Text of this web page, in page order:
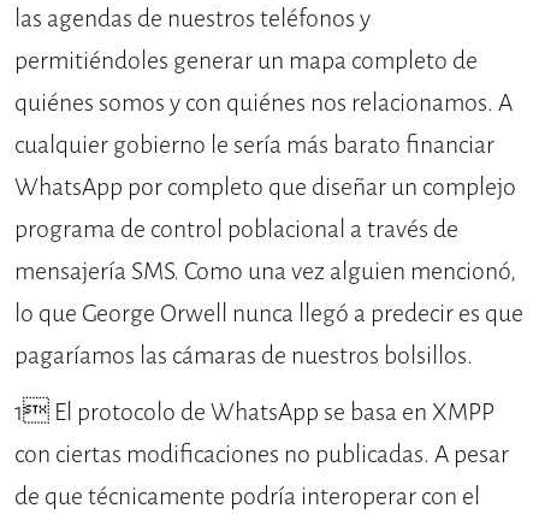
las agendas de nuestros teléfonos y
permitiéndoles generar un mapa completo de
quiénes somos y con quiénes nos relacionamos. A
cualquier gobierno le sería más barato financiar
WhatsApp por completo que diseñar un complejo
programa de control poblacional a través de
mensajería SMS. Como una vez alguien mencionó,
lo que George Orwell nunca llegó a predecir es que
pagaríamos las cámaras de nuestros bolsillos.
1 El protocolo de WhatsApp se basa en XMPP
con ciertas modificaciones no publicadas. A pesar
de que técnicamente podría interoperar con el